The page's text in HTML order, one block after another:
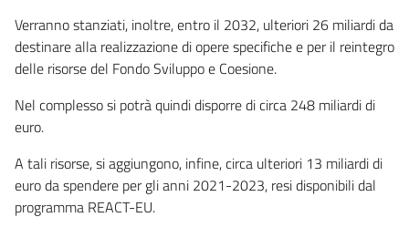
Verranno stanziati, inoltre, entro il 2032, ulteriori 26 miliardi da
destinare alla realizzazione di opere specifiche e per il reintegro
delle risorse del Fondo Sviluppo e Coesione.
Nel complesso si potrà quindi disporre di circa 248 miliardi di
euro.
A tali risorse, si aggiungono, infine, circa ulteriori 13 miliardi di
euro da spendere per gli anni 2021-2023, resi disponibili dal
programma REACT-EU.